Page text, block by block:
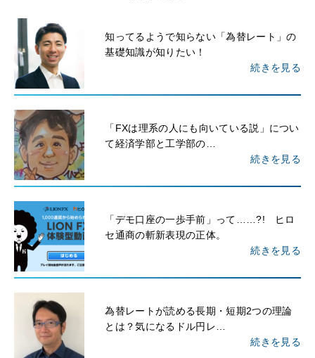
知ってるようで知らない「為替レート」の
基礎知識が知りたい！
続きを見る
「FXは理系の人にも向いている説」につい
て経済学部と工学部の…
続きを見る
「デモ口座の一歩手前」って……?! ヒロ
セ通商の斬新表現の正体。
続きを見る
為替レートが読める長期・短期2つの理論
とは？気になるドル円レ…
続きを見る